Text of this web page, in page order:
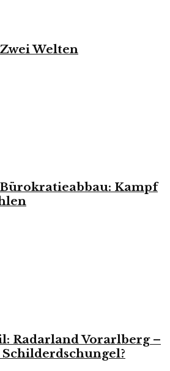
Welten
Kampf
Radarland Vorarlberg –